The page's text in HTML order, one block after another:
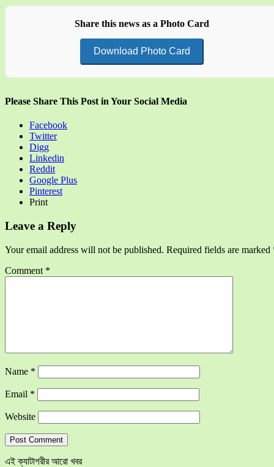
Share this news as a Photo Card
Download Photo Card
Please Share This Post in Your Social Media
Facebook
Twitter
Digg
Linkedin
Reddit
Google Plus
Pinterest
Print
Leave a Reply
Your email address will not be published. Required fields are marked
Comment *
Name *
Email *
Website
এই ক্যাটাগরীর আরো খবর